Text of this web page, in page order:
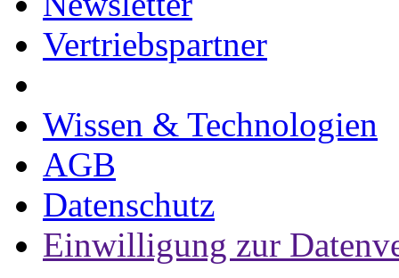
Vertriebspartner
Wissen & Technologien
AGB
Datenschutz
Einwilligung zur